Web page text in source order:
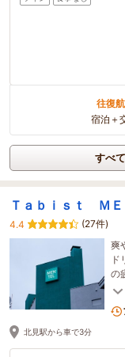
往復
宿泊＋
すべ
Ｔａｂｉｓｔ ＭＥ
4.4
(27件)
爽
の
て
北見駅から車で3分